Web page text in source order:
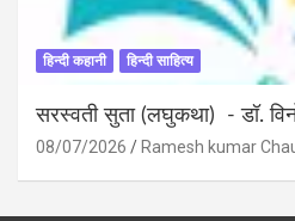
हिन्दी कहानी हिन्दी साहित्य
सरस्वती सुता (लघुकथा) ​- डॉ.
08/07/2026 Ramesh kumar